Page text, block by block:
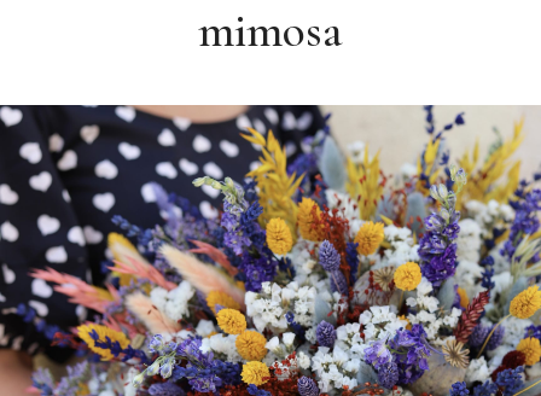
mimosa